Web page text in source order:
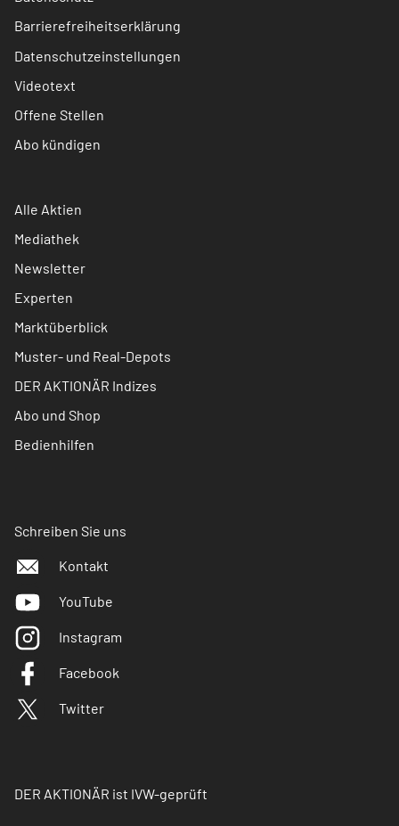
Barrierefreiheitserklärung
Datenschutzeinstellungen
Videotext
Offene Stellen
Abo kündigen
Alle Aktien
Mediathek
Newsletter
Experten
Marktüberblick
Muster- und Real-Depots
DER AKTIONÄR Indizes
Abo und Shop
Bedienhilfen
Schreiben Sie uns
Kontakt
YouTube
Instagram
Facebook
Twitter
DER AKTIONÄR ist IVW-geprüft